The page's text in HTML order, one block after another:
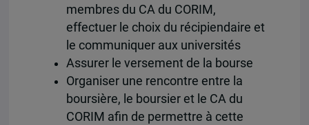
membres du CA du CORIM,
effectuer le choix du récipiendaire et
le communiquer aux universités
Assurer le versement de la bourse
Organiser une rencontre entre la
boursière, le boursier et le CA du
CORIM afin de permettre à cette